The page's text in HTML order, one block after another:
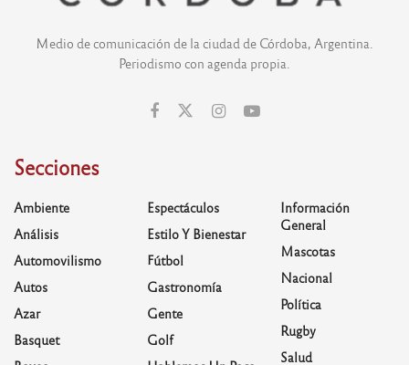
Medio de comunicación de la ciudad de Córdoba, Argentina.
Periodismo con agenda propia.
Secciones
Ambiente
Análisis
Automovilismo
Autos
Azar
Basquet
Espectáculos
Estilo Y Bienestar
Fútbol
Gastronomía
Gente
Golf
Información
General
Mascotas
Nacional
Política
Rugby
Salud